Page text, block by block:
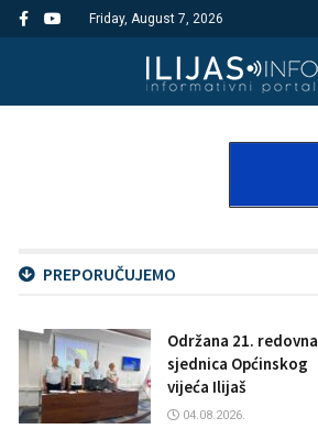
Friday, August 7, 2026
PREPORUČUJEMO
Održana 21. redovna
sjednica Općinskog
vijeća Ilijaš
04.08.2026.